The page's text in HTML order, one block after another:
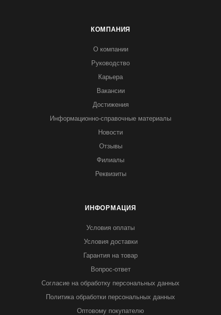
КОМПАНИЯ
О компании
Руководство
Карьера
Вакансии
Достижения
Информационно-справочные материалы
Новости
Отзывы
Филиалы
Реквизиты
ИНФОРМАЦИЯ
Условия оплаты
Условия доставки
Гарантия на товар
Вопрос-ответ
Согласие на обработку персональных данных
Политика обработки персональных данных
Оптовому покупателю